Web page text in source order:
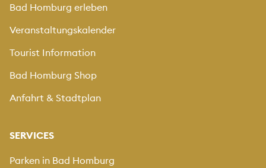
Bad Homburg erleben
Veranstaltungskalender
Tourist Information
Bad Homburg Shop
Anfahrt & Stadtplan
SERVICES
Parken in Bad Homburg